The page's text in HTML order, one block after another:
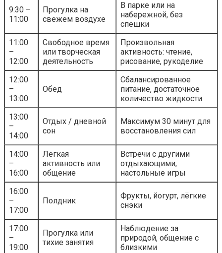
9:30 –
11:00
Прогулка на
свежем воздухе
В парке или на
набережной, без
спешки
11:00
–
12:00
Свободное время
или творческая
деятельность
Произвольная
активность: чтение,
рисование, рукоделие
12:00
–
13:00
Обед
Сбалансированное
питание, достаточное
количество жидкости
13:00
–
14:00
Отдых / дневной
сон
Максимум 30 минут для
восстановления сил
14:00
–
16:00
Легкая
активность или
общение
Встречи с другими
отдыхающими,
настольные игры
16:00
–
17:00
Полдник
Фрукты, йогурт, лёгкие
снэки
17:00
–
19:00
Прогулка или
тихие занятия
Наблюдение за
природой, общение с
близкими